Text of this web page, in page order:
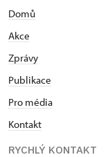
Domů
Akce
Zprávy
Publikace
Pro média
Kontakt
RYCHLÝ KONTAKT